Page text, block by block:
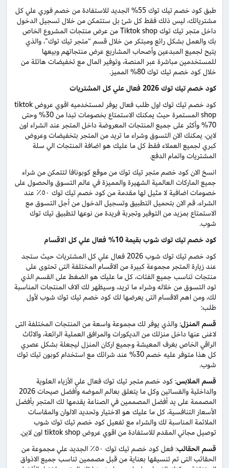
طبق كود خصم تيك توك 55% الجديد للاستفادة من خصم فوري علي كل
مشترياتك، ليس ذلك فقط كل شئ بل ستتمكن من خلال تسجيل الدخول
داخل متجر تيك توك Tiktok shop من عرض منتجات المشروع الخاص
بك والعمل بشكل رائع ومبتكر من خلال قسم “متجر تيك توك”، والذي
يتيح لجميع المبدعين وأصحاب المشاريع عرض منتجاتهم وبيعها
للمستخدمين مباشرة عبر المنصة، وتوفير المال مع تخفيضات هائلة من
خلال كود خصم تيك توك 80% المميز.
كود خصم تيك توك 2026 فعال علي كل المشتريات
كود خصم تيك توك اول طلب فعال يوفر لمستخدميه اقوي عروض tiktok
shop المستمرة حيث يمكنك الاستمتاع بخصومات تبدا من 30% وحتى
70% وأكثر على جميع المنتجات المعروضة داخل المتجر عند الشراء اون
لاين، يمكنك الان التسوق وشراء ما تريد من المتجر بتخفيضات وعروض
كبري لجميع العملاء فقط كل ما عليك هو اضافة المنتجات الي سلة
المشتريات واتمام الدفع.
انسخ الان كود خصم متجر تيك توك من موقع كوبونافا لتتمكن من شراء
جميع الماركات العالمية الشهيرة والمميزة في عالم التسوق والحصول على
خصومات اضافية لا مثيل لها مقدمة من كود خصم تيك توك ٥٠٪ عند
الشراء، قم الان بتحميل التطبيق وتسجيل الدخول من أجل التسوق مع
الاستمتاع بمزيد من التوفير وتجربة فريدة من نوعها لتطبيق تيك توك
شوب.
كود خصم تيك توك شوب بقيمة 10% فعال علي كل الاقسام
كود خصم تيك توك شوب 2026 فعال علي كل المشتريات حيث ستجد
عند زيارة المتجر مجموعة كبيرة من الاقسام المختلفة التى تحتوى على
منتجات تناسب جميع الفئات، كل ما عليك هو الضغط على القسم الذي
تود التسوق من خلاله وشراء ما تريد، وسيظهر لك الاف المنتجات المناسبة
لك، ومن اهم الاقسام التى يعرضها لك كود خصم تيك توك شوب لأول
طلب:
قسم المنزل: والذي يوفر لك مجموعة واسعة من المنتجات المختلفة التى
لاغنى عنها داخل منزلك من الديكورات والمرافق العملية الرائعة، والاثاث
الراقي الخاص بغرف المعيشة وجميع اركان المنزل ليجعلة بشكل عصري
كل هذا متوفر عليه خصم 30% عند شرائك مع استخدام كوبون تيك توك
شوب.
قسم الملابس: كود خصم متجر تيك توك فعال علي الأزياء العلوية
والداخلية والفساتين وكل ما يتعلق بعالم الموضه وأفضل صيحات 2026
المصممة على يد أفضل المصممين في الصناعة يقدمها لك المتجر بأفضل
الأسعار التنافسية، كل ما عليك هو الاختيار وتحديد الالوان والمقاسات
الملائمة المناسبة لك والشراء مع تفعيل كود خصم تيك توك شوب
توصيل مجاني المقدم للاستفادة من اقوي عروض tiktok shop اون لاين.
قسم الحقائب
: فعل كود خصم تيك توك ٥٠٪ الجديد علي مجموعة من
الحقائب التى تم تنسيقها بعناية من قبل مصممين تناسب جميع الاذواق